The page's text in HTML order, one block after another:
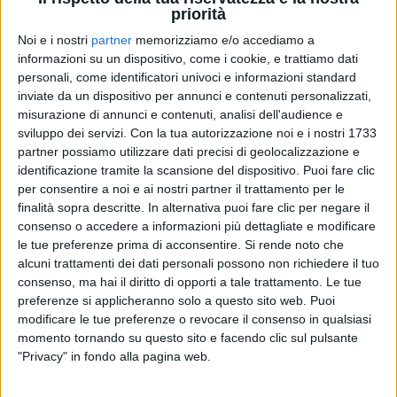
priorità
Noi e i nostri partner memorizziamo e/o accediamo a
informazioni su un dispositivo, come i cookie, e trattiamo dati
personali, come identificatori univoci e informazioni standard
inviate da un dispositivo per annunci e contenuti personalizzati,
misurazione di annunci e contenuti, analisi dell'audience e
sviluppo dei servizi. Con la tua autorizzazione noi e i nostri 1733
partner possiamo utilizzare dati precisi di geolocalizzazione e
identificazione tramite la scansione del dispositivo. Puoi fare clic
per consentire a noi e ai nostri partner il trattamento per le
finalità sopra descritte. In alternativa puoi fare clic per negare il
consenso o accedere a informazioni più dettagliate e modificare
le tue preferenze prima di acconsentire. Si rende noto che
alcuni trattamenti dei dati personali possono non richiedere il tuo
consenso, ma hai il diritto di opporti a tale trattamento. Le tue
preferenze si applicheranno solo a questo sito web. Puoi
modificare le tue preferenze o revocare il consenso in qualsiasi
momento tornando su questo sito e facendo clic sul pulsante
"Privacy" in fondo alla pagina web.
solomusicaitaliana
allaMostra Internazionale
"È stato un anno molto lungo. Sono successe cose
molto belle e molto intense", ha confessato la
cantante ai nostri microfoni.
Negli ultimi 365 giorni (e più), Valentina Parisse
ha
lavorato al nuovo progetto con un5 volte vincitore
del Grammy Award
(il più importante premio
musicale), che èChris Lord Alge . Per ora, l'artista
non ha svelato né il titolo, né la datadi
pubblicazione . Ha solo anticipato che il prossimo
albumconterrà tanto di lei,molte collaborazionie
che lei lo considera una sorta di figlio.
Si sa già che una traccia del nuovo disco di
Valentina Parisse saràMinimal